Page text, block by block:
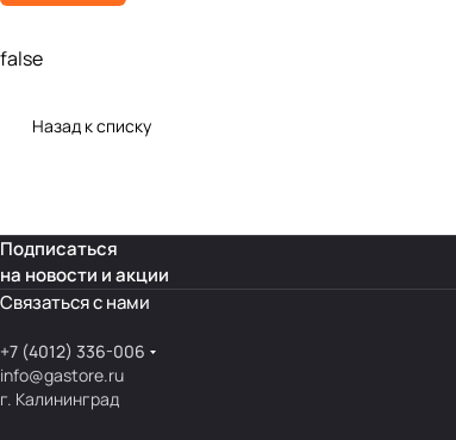
false
Назад к списку
Подписаться
на новости и акции
Связаться с нами
+7 (4012) 336-006
info@gastore.ru
г. Калининград